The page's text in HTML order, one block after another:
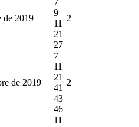
de 2019
9
11
21
27
2
de 2019
7
11
21
41
43
46
2
11